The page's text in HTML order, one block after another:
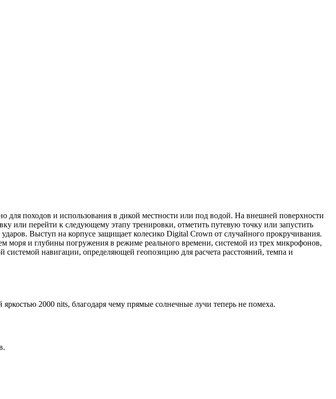
походов и использования в дикой местности или под водой. На внешней поверхности
или перейти к следующему этапу тренировки, отметить путевую точку или запустить
Выступ на корпусе защищает колесико Digital Crown от случайного прокручивания.
и глубины погружения в режиме реального времени, системой из трех микрофонов,
системой навигации, определяющей геопозицию для расчета расстояний, темпа и
2000 nits, благодаря чему прямые солнечные лучи теперь не помеха.